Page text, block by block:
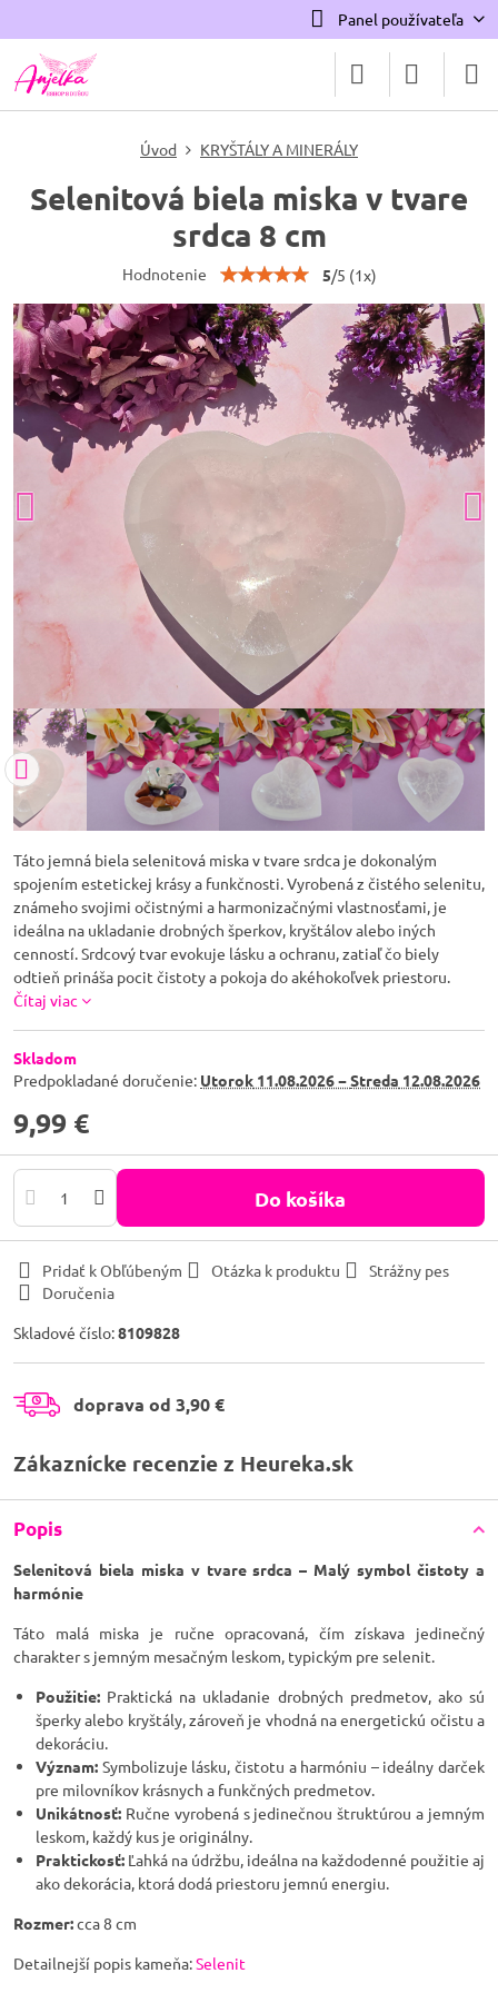
Panel používateľa
Úvod KRYŠTÁLY A MINERÁLY
Selenitová biela miska v tvare
srdca 8 cm
Hodnotenie 5/5 (1x)
Táto jemná biela selenitová miska v tvare srdca je dokonalým
spojením estetickej krásy a funkčnosti. Vyrobená z čistého selenitu,
známeho svojimi očistnými a harmonizačnými vlastnosťami, je
ideálna na ukladanie drobných šperkov, kryštálov alebo iných
cenností. Srdcový tvar evokuje lásku a ochranu, zatiaľ čo biely
odtieň prináša pocit čistoty a pokoja do akéhokoľvek priestoru.
Čítaj viac
Skladom
Predpokladané doručenie: Utorok 11.08.2026 −Streda 12.08.2026
9,99 €
Do košíka
Pridať k Obľúbeným Otázka k produktu
Strážny pes
Doručenia
Skladové číslo:8109828
doprava od 3,90 €
Zákaznícke recenzie z Heureka.sk
Popis
Selenitová biela miska v tvare srdca – Malý symbol čistoty a
harmónie
Táto malá miska je ručne opracovaná, čím získava jedinečný
charakter s jemným mesačným leskom, typickým pre selenit.
Použitie: Praktická na ukladanie drobných predmetov, ako sú
šperky alebo kryštály, zároveň je vhodná na energetickú očistu a
dekoráciu.
Význam: Symbolizuje lásku, čistotu a harmóniu – ideálny darček
pre milovníkov krásnych a funkčných predmetov.
Unikátnosť: Ručne vyrobená s jedinečnou štruktúrou a jemným
leskom, každý kus je originálny.
Praktickosť: Ľahká na údržbu, ideálna na každodenné použitie aj
ako dekorácia, ktorá dodá priestoru jemnú energiu.
Rozmer:cca 8 cm
Detailnejší popis kameňa:Selenit